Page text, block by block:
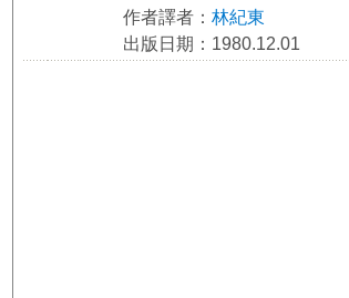
作者譯者： 林紀東
出版日期：1980.12.01